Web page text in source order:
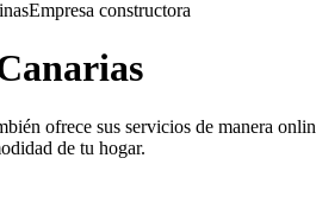
Empresa constructora
ofrece sus servicios de manera
de tu hogar.